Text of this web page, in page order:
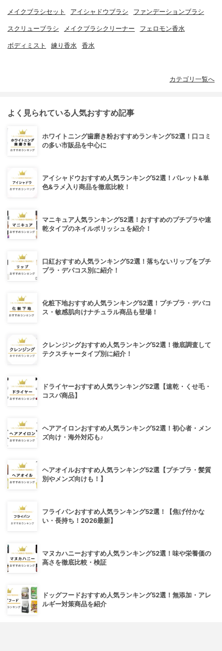
メイクブラシセット アイシャドウブラシ ファンデーションブラシ
スクリューブラシ メイクブラシクリーナー フェロモン香水
ボディミスト 練り香水 香水
カテゴリ一覧へ
よく見られている人気おすすめ記事
ホワイトニング歯磨き粉おすすめランキング52選！口コミ
の多い市販品を中心に
アイシャドウおすすめ人気ランキング52選！パレット&単
色&ラメ入り商品を徹底比較！
マニキュア人気ランキング52選！おすすめのプチプラや速
乾タイプのネイルポリッシュを紹介！
口紅おすすめ人気ランキング52選！落ちないリップをプチ
プラ・デパコス別に紹介！
化粧下地おすすめ人気ランキング52選！プチプラ・デパコ
ス・敏感肌向けナチュラル商品も登場！
クレンジングおすすめ人気ランキング52選！徹底調査して
テクスチャータイプ別に紹介！
ドライヤーおすすめ人気ランキング52選【速乾・くせ毛・
コスパ商品】
ヘアアイロンおすすめ人気ランキング52選！初心者・メン
ズ向け・海外対応も♪
ヘアオイルおすすめ人気ランキング52選【プチプラ・髪質
別やメンズ向けも！】
フライパンおすすめ人気ランキング52選！【焦げ付かな
い・長持ち！2026最新】
マヌカハニーおすすめ人気ランキング52選！味や栄養価の
高さを徹底比較・検証
ドッグフードおすすめ人気ランキング52選！無添加・アレ
ルギー対策商品を紹介